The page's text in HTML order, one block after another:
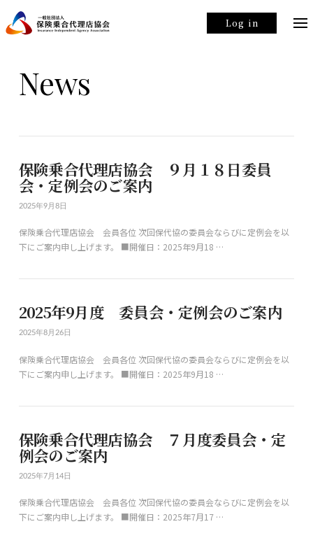
Log in
News
保険乗合代理店協会 ９月１８日委員
会・定例会のご案内
2025年9月8日
保険乗合代理店協会 会員各位 次回保代協の委員会ならびに定例会を以
下にご案内申し上げます。 ■開催日：2025年9月18 …
2025年9月度 委員会・定例会のご案内
2025年8月26日
保険乗合代理店協会 会員各位 次回保代協の委員会ならびに定例会を以
下にご案内申し上げます。 ■開催日：2025年9月18 …
保険乗合代理店協会 ７月度委員会・定
例会のご案内
2025年7月14日
保険乗合代理店協会 会員各位 次回保代協の委員会ならびに定例会を以
下にご案内申し上げます。 ■開催日：2025年7月17 …